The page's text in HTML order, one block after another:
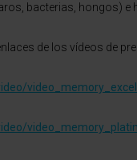
bacterias, hongos) e
de los vídeos de